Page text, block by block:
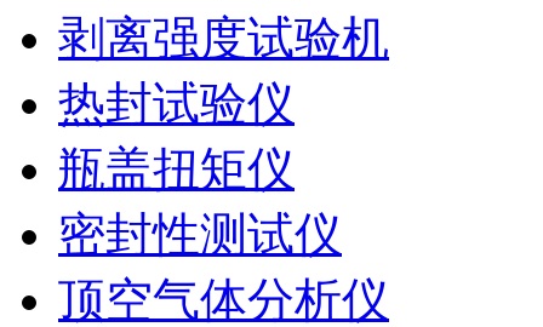
剥离强度试验机
热封试验仪
瓶盖扭矩仪
密封性测试仪
顶空气体分析仪